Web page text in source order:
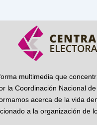
multimedia que
la Coordinación Nacional
acerca de la vida
a la organización de